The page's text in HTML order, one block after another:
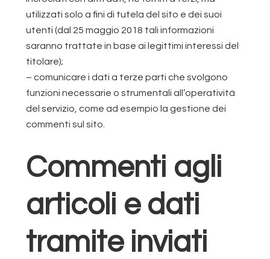
utilizzati solo a fini di tutela del sito e dei suoi
utenti (dal 25 maggio 2018 tali informazioni
saranno trattate in base ai legittimi interessi del
titolare);
– comunicare i dati a terze parti che svolgono
funzioni necessarie o strumentali all’operatività
del servizio, come ad esempio la gestione dei
commenti sul sito.
Commenti agli
articoli e dati
tramite inviati